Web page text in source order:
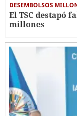
DESEMBOLSOS
El TSC destapó
millones